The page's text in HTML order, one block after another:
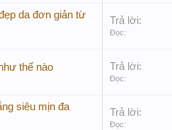
da đơn giản từ
Trả lời:
Đọc:
thế nào Trả lời:
Đọc:
siêu mịn đa
Trả lời:
Đọc: